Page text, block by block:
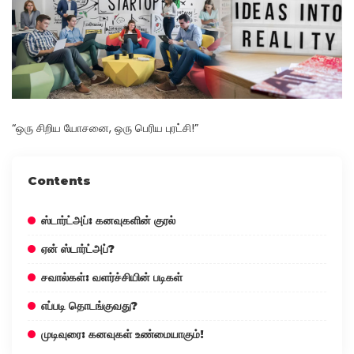
“ஒரு சிறிய யோசனை, ஒரு பெரிய புரட்சி!”
Contents
ஸ்டார்ட்அப்: கனவுகளின் குரல்
ஏன் ஸ்டார்ட்அப்?
சவால்கள்: வளர்ச்சியின் படிகள்
எப்படி தொடங்குவது?
முடிவுரை: கனவுகள் உண்மையாகும்!